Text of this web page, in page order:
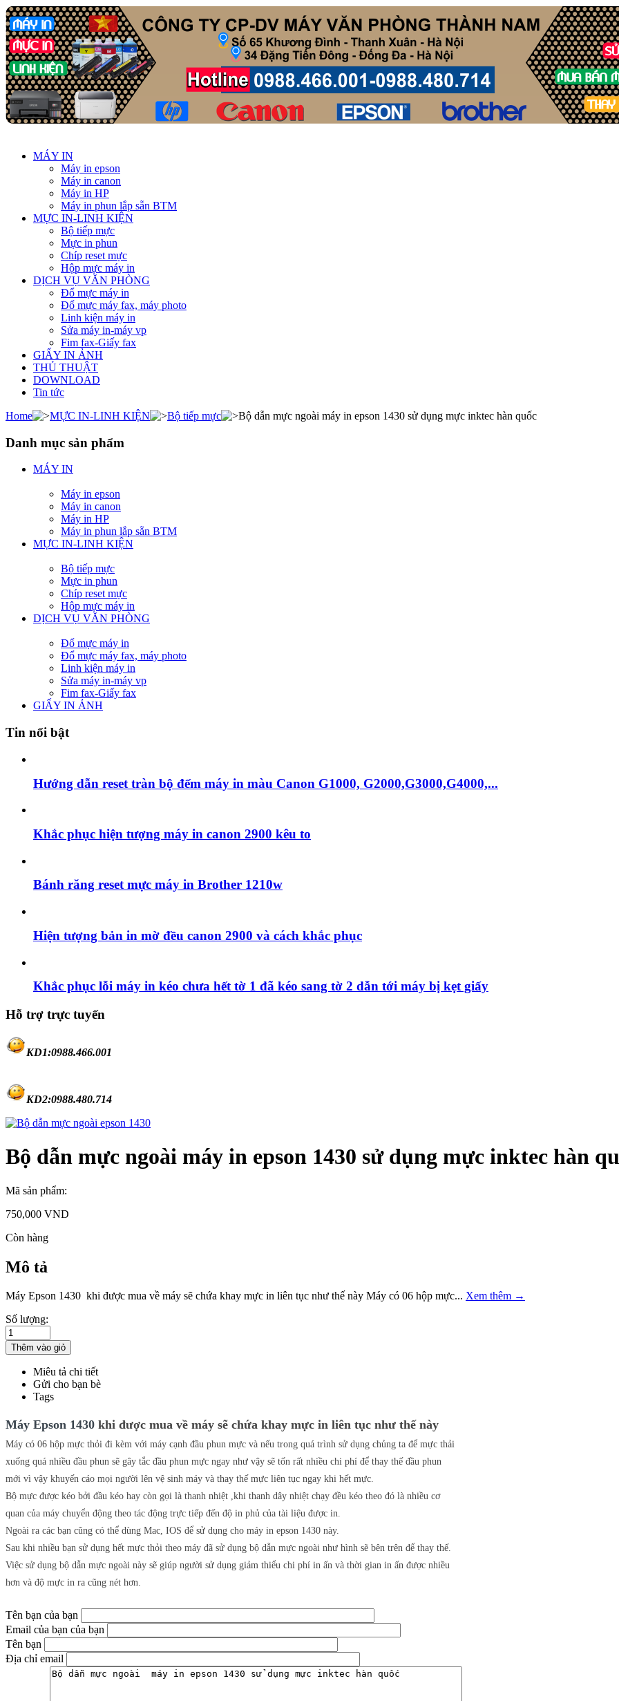
MÁY IN
Máy in epson
Máy in canon
Máy in HP
Máy in phun lắp sẵn BTM
MỰC IN-LINH KIỆN
Bộ tiếp mực
Mực in phun
Chíp reset mực
Hộp mực máy in
DỊCH VỤ VĂN PHÒNG
Đổ mực máy in
Đổ mực máy fax, máy photo
Linh kiện máy in
Sửa máy in-máy vp
Fim fax-Giấy fax
GIẤY IN ẢNH
THỦ THUẬT
DOWNLOAD
Tin tức
Home
MỰC IN-LINH KIỆN Bộ tiếp mực Bộ dẫn mực ngoài máy in epson 1430 sử dụng mực inktec hàn quốc
Danh mục sản phẩm
MÁY IN
Máy in epson
Máy in canon
Máy in HP
Máy in phun lắp sẵn BTM
MỰC IN-LINH KIỆN
Bộ tiếp mực
Mực in phun
Chíp reset mực
Hộp mực máy in
DỊCH VỤ VĂN PHÒNG
Đổ mực máy in
Đổ mực máy fax, máy photo
Linh kiện máy in
Sửa máy in-máy vp
Fim fax-Giấy fax
GIẤY IN ẢNH
Tin nổi bật
Hướng dẫn reset tràn bộ đếm máy in màu Canon G1000, G2000,G3000,G4000,...
Khắc phục hiện tượng máy in canon 2900 kêu to
Bánh răng reset mực máy in Brother 1210w
Hiện tượng bản in mờ đều canon 2900 và cách khắc phục
Khắc phục lỗi máy in kéo chưa hết tờ 1 đã kéo sang tờ 2 dẫn tới máy bị kẹt giấy
Hỗ trợ trực tuyến
KD1:0988.466.001
KD2:0988.480.714
Bộ dẫn mực ngoài máy in epson 1430 sử dụng mực inktec hàn
Mã sản phẩm:
750,000 VND
Còn hàng
Mô tả
Máy Epson 1430 khi được mua về máy sẽ chứa khay mực in liên tục như thế này Máy có 06 hộp mực... Xem thêm →
Số lượng:
Miêu tả chi tiết
Gửi cho bạn bè
Tags
Máy Epson 1430 khi được mua về máy sẽ chứa khay mực in liên tục như thế này
Máy có 06 hộp mực thỏi đi kèm với máy cạnh đầu phun mực và nếu trong quá trình sử dụng chủng ta để mực thải
xuống quá nhiều đầu phun sẽ gây tắc đầu phun mực ngay như vậy sẽ tốn rất nhiều chi phí để thay thế đầu phun
mới vì vậy khuyến cáo mọi người lên vệ sinh máy và thay thế mực liên tục ngay khi hết mực.
Bộ mực được kéo bởi đầu kéo hay còn gọi là thanh nhiệt ,khi thanh dây nhiệt chạy đều kéo theo đó là nhiều cơ
quan của máy chuyển động theo tác động trực tiếp đến độ in phủ của tài liệu được in.
Ngoài ra các bạn cũng có thể dùng Mac, IOS để sử dụng cho máy in epson 1430 này.
Sau khi nhiều bạn sử dụng hết mực thỏi theo máy đã sử dụng bộ dẫn mực ngoài như hình sẽ bên trên để thay thế.
Việc sử dụng bộ dẫn mực ngoài này sẽ giúp người sử dụng giảm thiểu chi phí in ấn và thời gian in ấn được nhiều
hơn và độ mực in ra cũng nét hơn.
Tên bạn của bạn
Email của bạn của bạn
Tên bạn
Địa chỉ email